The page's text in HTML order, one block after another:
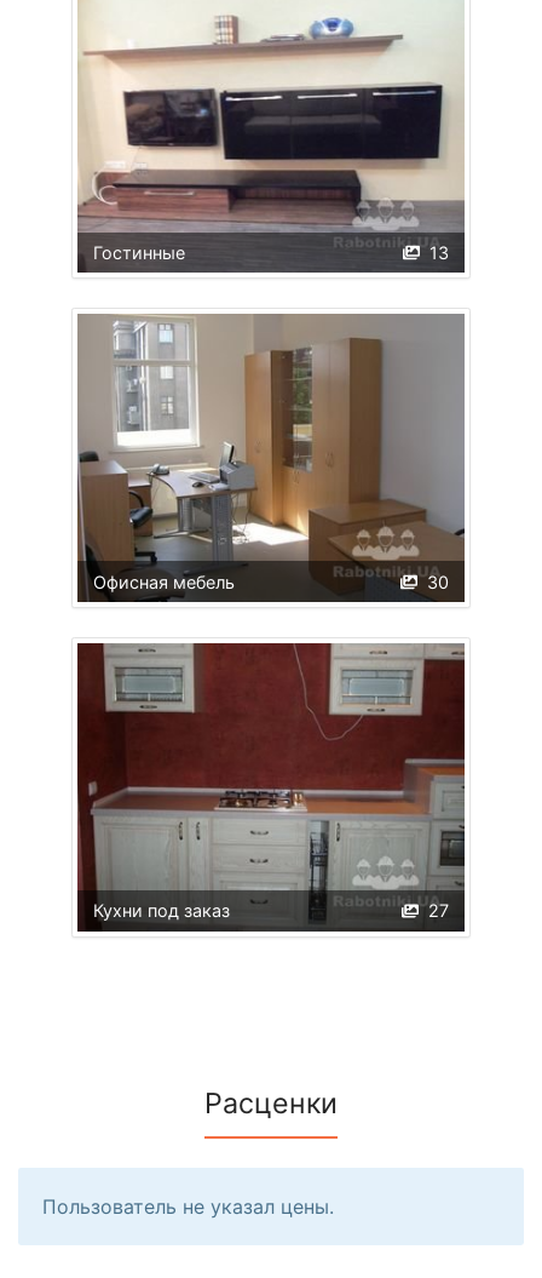
13
Гостинные
30
Офисная мебель
27
Кухни под заказ
Расценки
Пользователь не указал цены.